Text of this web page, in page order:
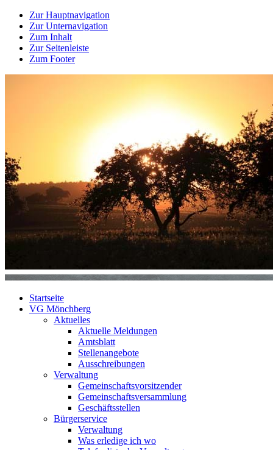
Zur Hauptnavigation
Zur Unternavigation
Zum Inhalt
Zur Seitenleiste
Zum Footer
Startseite
VG Mönchberg
Aktuelles
Aktuelle Meldungen
Amtsblatt
Stellenangebote
Ausschreibungen
Verwaltung
Gemeinschaftsvorsitzender
Gemeinschaftsversammlung
Geschäftsstellen
Bürgerservice
Verwaltung
Was erledige ich wo